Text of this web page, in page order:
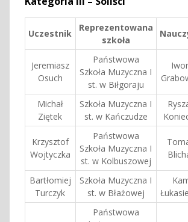
Uczestnik
Reprezentowana
szkoła
Jeremiasz
Osuch
Państwowa
Szkoła Muzyczna I
st. w Biłgoraju
Michał
Ziętek
Szkoła Muzyczna I
st. w Kańczudze
Krzysztof
Wojtyczka
Państwowa
Szkoła Muzyczna I
st. w Kolbuszowej
Bartłomiej
Turczyk
Szkoła Muzyczna I
st. w Błażowej
Państwowa